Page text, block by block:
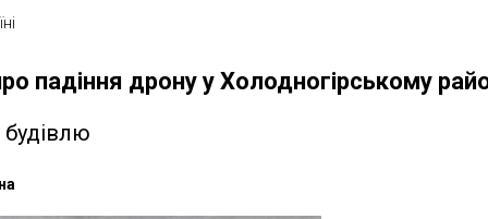
падіння дрону у Холодногірському